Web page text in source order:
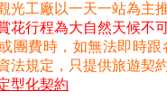
光工廠以一天一站為主
花行程為大自然天候不
團費時，如無法即時
法規定，只提供旅遊契
型化契約